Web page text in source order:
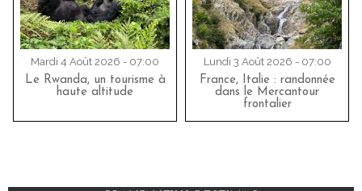
Mardi 4 Août 2026 - 07:00
Le Rwanda, un tourisme à
haute altitude
Lundi 3 Août 2026 - 07:00
France, Italie : randonnée
dans le Mercantour
frontalier